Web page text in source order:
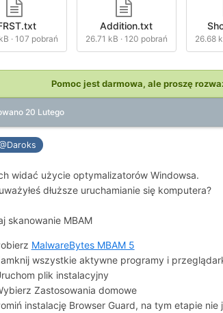
· 107 pobrań
Addition.txt
26.71 kB · 120 pobrań 26.68
Pomoc jest darmowa, ale proszę
20 Lutego
widać użycie optymalizatorów Windowsa.
dłuższe uruchamianie się komputera?
skanowanie MBAM
MalwareBytes MBAM 5
wszystkie aktywne programy i
plik instalacyjny
Zastosowania domowe
instalację Browser Guard, na tym etapie